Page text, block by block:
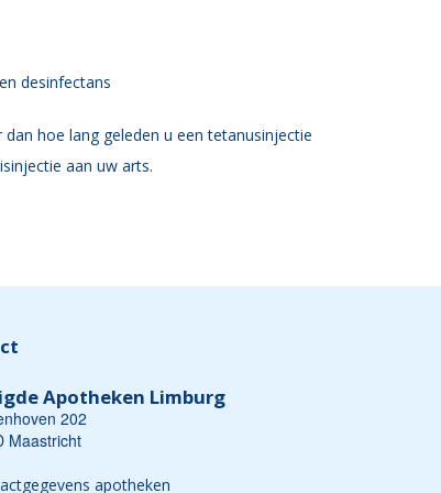
desinfectans
hoe lang geleden u een tetanusinjectie
aan uw arts.
Apotheken Limburg
202
Maastricht
apotheken